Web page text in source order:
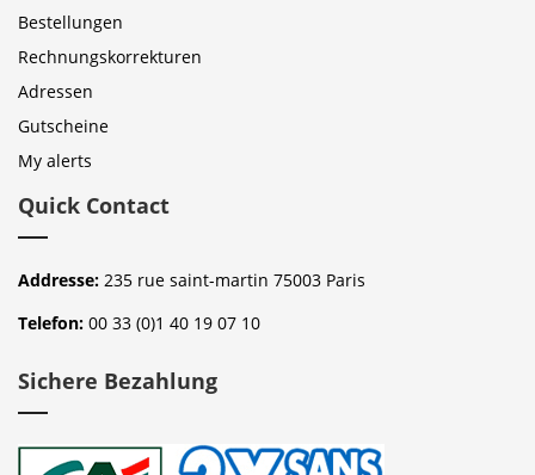
Bestellungen
Rechnungskorrekturen
Adressen
Gutscheine
My alerts
Quick Contact
Addresse: 235 rue saint-martin 75003 Paris
Telefon: 00 33 (0)1 40 19 07 10
Sichere Bezahlung